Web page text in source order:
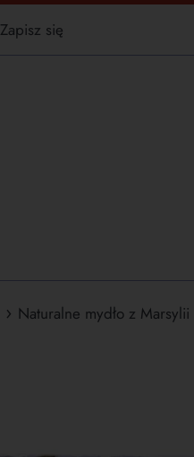
Zapisz się
› Naturalne mydło z